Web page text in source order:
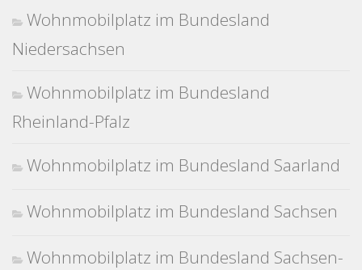
Wohnmobilplatz im Bundesland
Niedersachsen
Wohnmobilplatz im Bundesland
Rheinland-Pfalz
Wohnmobilplatz im Bundesland Saarland
Wohnmobilplatz im Bundesland Sachsen
Wohnmobilplatz im Bundesland Sachsen-